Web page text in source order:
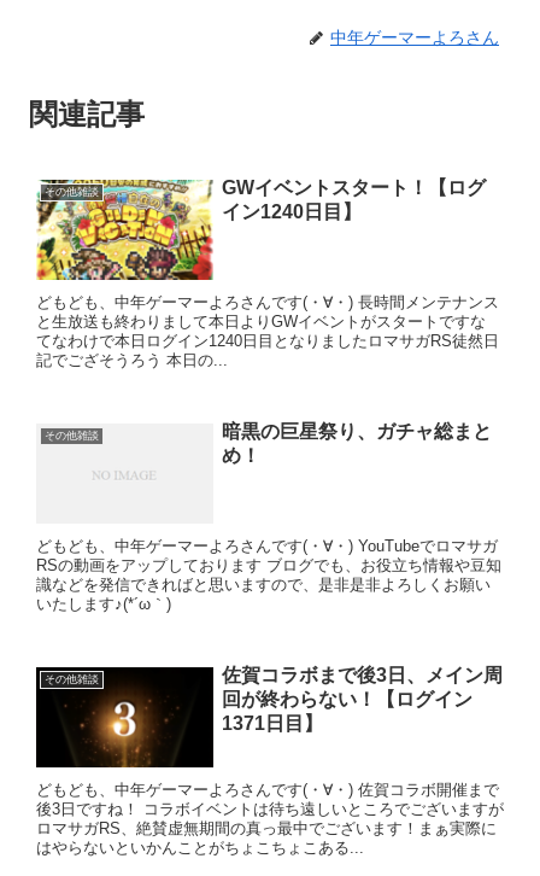
中年ゲーマーよろさん
関連記事
その他雑談
GWイベントスタート！【ログ
イン1240日目】
どもども、中年ゲーマーよろさんです(・∀・) 長時間メンテナンス
と生放送も終わりまして本日よりGWイベントがスタートですな
てなわけで本日ログイン1240日目となりましたロマサガRS徒然日
記でござそうろう 本日の...
その他雑談
暗黒の巨星祭り、ガチャ総まと
め！
どもども、中年ゲーマーよろさんです(・∀・) YouTubeでロマサガ
RSの動画をアップしております ブログでも、お役立ち情報や豆知
識などを発信できればと思いますので、是非是非よろしくお願い
いたします♪(*´ω｀)
その他雑談
佐賀コラボまで後3日、メイン周
回が終わらない！【ログイン
1371日目】
どもども、中年ゲーマーよろさんです(・∀・) 佐賀コラボ開催まで
後3日ですね！ コラボイベントは待ち遠しいところでございますが
ロマサガRS、絶賛虚無期間の真っ最中でございます！まぁ実際に
はやらないといかんことがちょこちょこある...